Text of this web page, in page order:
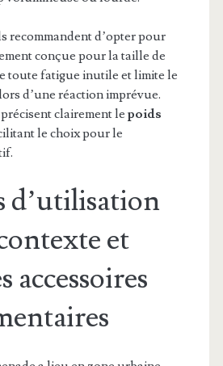
recommandent d’opter pour
conçue pour la taille de
toute fatigue inutile et limite le
d’une réaction imprévue.
clairement le poids
le choix pour le
d’utilisation
et
accessoires